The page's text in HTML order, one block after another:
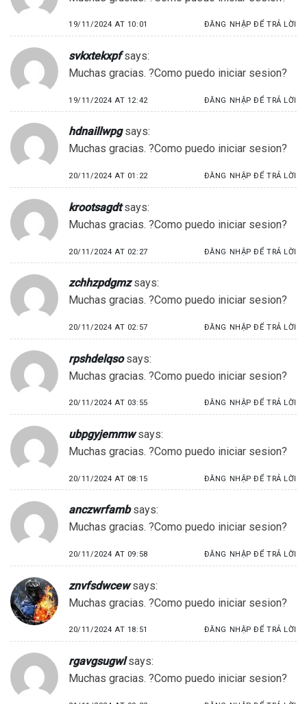
19/11/2024 AT 10:01 ĐĂNG NHẬP ĐỂ TRẢ LỜI
svkxtekxpf says:
Muchas gracias. ?Como puedo iniciar sesion?
19/11/2024 AT 12:42 ĐĂNG NHẬP ĐỂ TRẢ LỜI
hdnaillwpg says:
Muchas gracias. ?Como puedo iniciar sesion?
20/11/2024 AT 01:22 ĐĂNG NHẬP ĐỂ TRẢ LỜI
krootsagdt says:
Muchas gracias. ?Como puedo iniciar sesion?
20/11/2024 AT 02:27 ĐĂNG NHẬP ĐỂ TRẢ LỜI
zchhzpdgmz says:
Muchas gracias. ?Como puedo iniciar sesion?
20/11/2024 AT 02:57 ĐĂNG NHẬP ĐỂ TRẢ LỜI
rpshdelqso says:
Muchas gracias. ?Como puedo iniciar sesion?
20/11/2024 AT 03:55 ĐĂNG NHẬP ĐỂ TRẢ LỜI
ubpgyjemmw says:
Muchas gracias. ?Como puedo iniciar sesion?
20/11/2024 AT 08:15 ĐĂNG NHẬP ĐỂ TRẢ LỜI
anczwrfamb says:
Muchas gracias. ?Como puedo iniciar sesion?
20/11/2024 AT 09:58 ĐĂNG NHẬP ĐỂ TRẢ LỜI
znvfsdwcew says:
Muchas gracias. ?Como puedo iniciar sesion?
20/11/2024 AT 18:51 ĐĂNG NHẬP ĐỂ TRẢ LỜI
rgavgsugwl says:
Muchas gracias. ?Como puedo iniciar sesion?